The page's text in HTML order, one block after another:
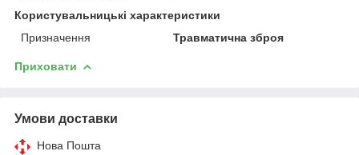
Користувальницькі характеристики
Призначення
Травматична зброя
Приховати
Умови доставки
Нова Пошта